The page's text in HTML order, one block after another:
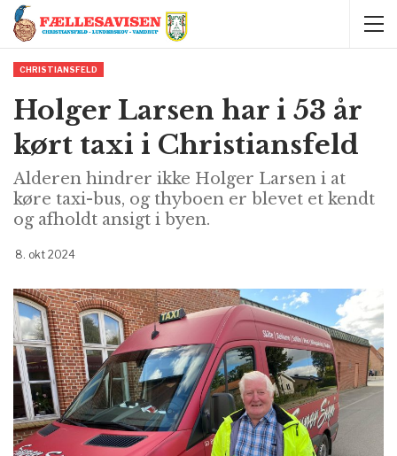
CHRISTIANSFELD
Holger Larsen har i 53 år
kørt taxi i Christiansfeld
Alderen hindrer ikke Holger Larsen i at
køre taxi-bus, og thyboen er blevet et kendt
og afholdt ansigt i byen.
8. okt 2024